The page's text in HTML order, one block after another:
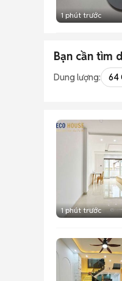
1 phút trước
Bạn cần tìm
Dung lượng: 64
1 phút trước